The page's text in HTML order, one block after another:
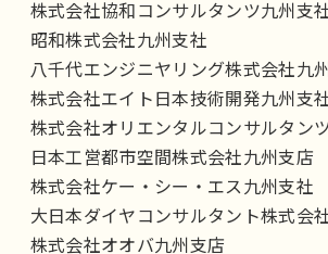
株式会社協和コンサルタンツ九州支
昭和株式会社九州支社
八千代エンジニヤリング株式会社九
株式会社エイト日本技術開発九州支
株式会社オリエンタルコンサルタン
日本工営都市空間株式会社九州支店
株式会社ケー・シー・エス九州支社
大日本ダイヤコンサルタント株式会
株式会社オオバ九州支店